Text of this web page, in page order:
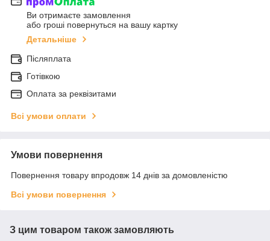
Ви отримаєте замовлення
або гроші повернуться на вашу картку
Детальніше
Післяплата
Готівкою
Оплата за реквізитами
Всі умови оплати
Умови повернення
Повернення товару впродовж 14 днів за домовленістю
Всі умови повернення
З цим товаром також замовляють